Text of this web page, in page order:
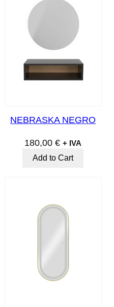
NEBRASKA NEGRO
180,00€ + IVA
Add to Cart